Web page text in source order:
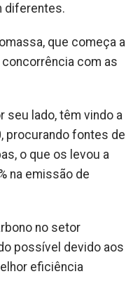
diferentes.
que começa a
com as
seu lado, têm vindo a
procurando fontes de
o que os levou a
na emissão de
no setor
possível devido aos
eficiência